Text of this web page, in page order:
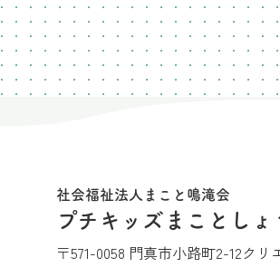
社会福祉法人まこと鳴滝会
プチキッズまことしょ
〒571-0058 門真市小路町2-12クリ